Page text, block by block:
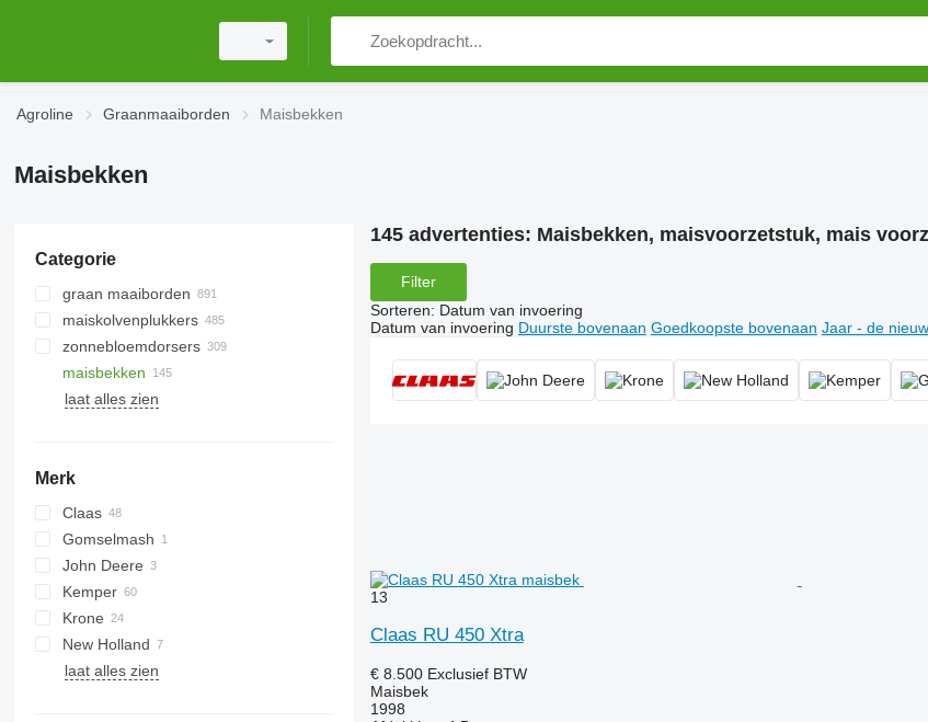
Agroline Graanmaaiborden Maisbekken
Maisbekken
Categorie
graan maaiborden
maiskolvenplukkers
zonnebloemdorsers
maisbekken
laat alles zien
Merk
Claas
Conspeed
Corio
Direct Disc
Orbis
Gomselmash
John Deere
Kemper
Champion
Krone
EasyCollect
Easycut
New Holland
Profi Cut
laat alles zien
145 advertenties: Maisbekken, maisvoorzetstuk, mais
Filter
Sorteren: Datum van invoering
Datum van invoering Duurste bovenaan Goedkoopste bovenaan Jaar - de
13
Claas RU 450 Xtra
€ 8.500 Exclusief BTW
Maisbek
1998